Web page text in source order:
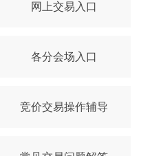
网上交易入口
各分会场入口
竞价交易操作辅导